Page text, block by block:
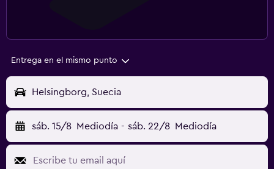
Entrega en el mismo punto
Helsingborg, Suecia
sáb. 15/8 Mediodía - sáb. 22/8 Mediodía